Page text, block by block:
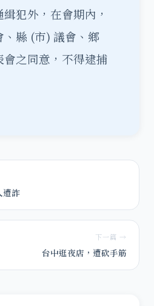
犯外，在會期內，
縣 (市) 議會、鄉
之同意，不得逮捕
遭詐
下一篇 →
台中逛夜店，遭砍手筋